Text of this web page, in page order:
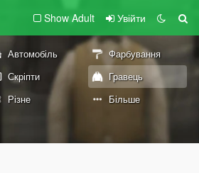
Show Adult Увійти
Автомобіль
Фарбування
Скріпти
Гравець
Різне Більше